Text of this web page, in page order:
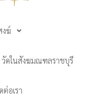
งฆ์
วัดในสังฆมณฑลราชบุรี
ต่อเรา